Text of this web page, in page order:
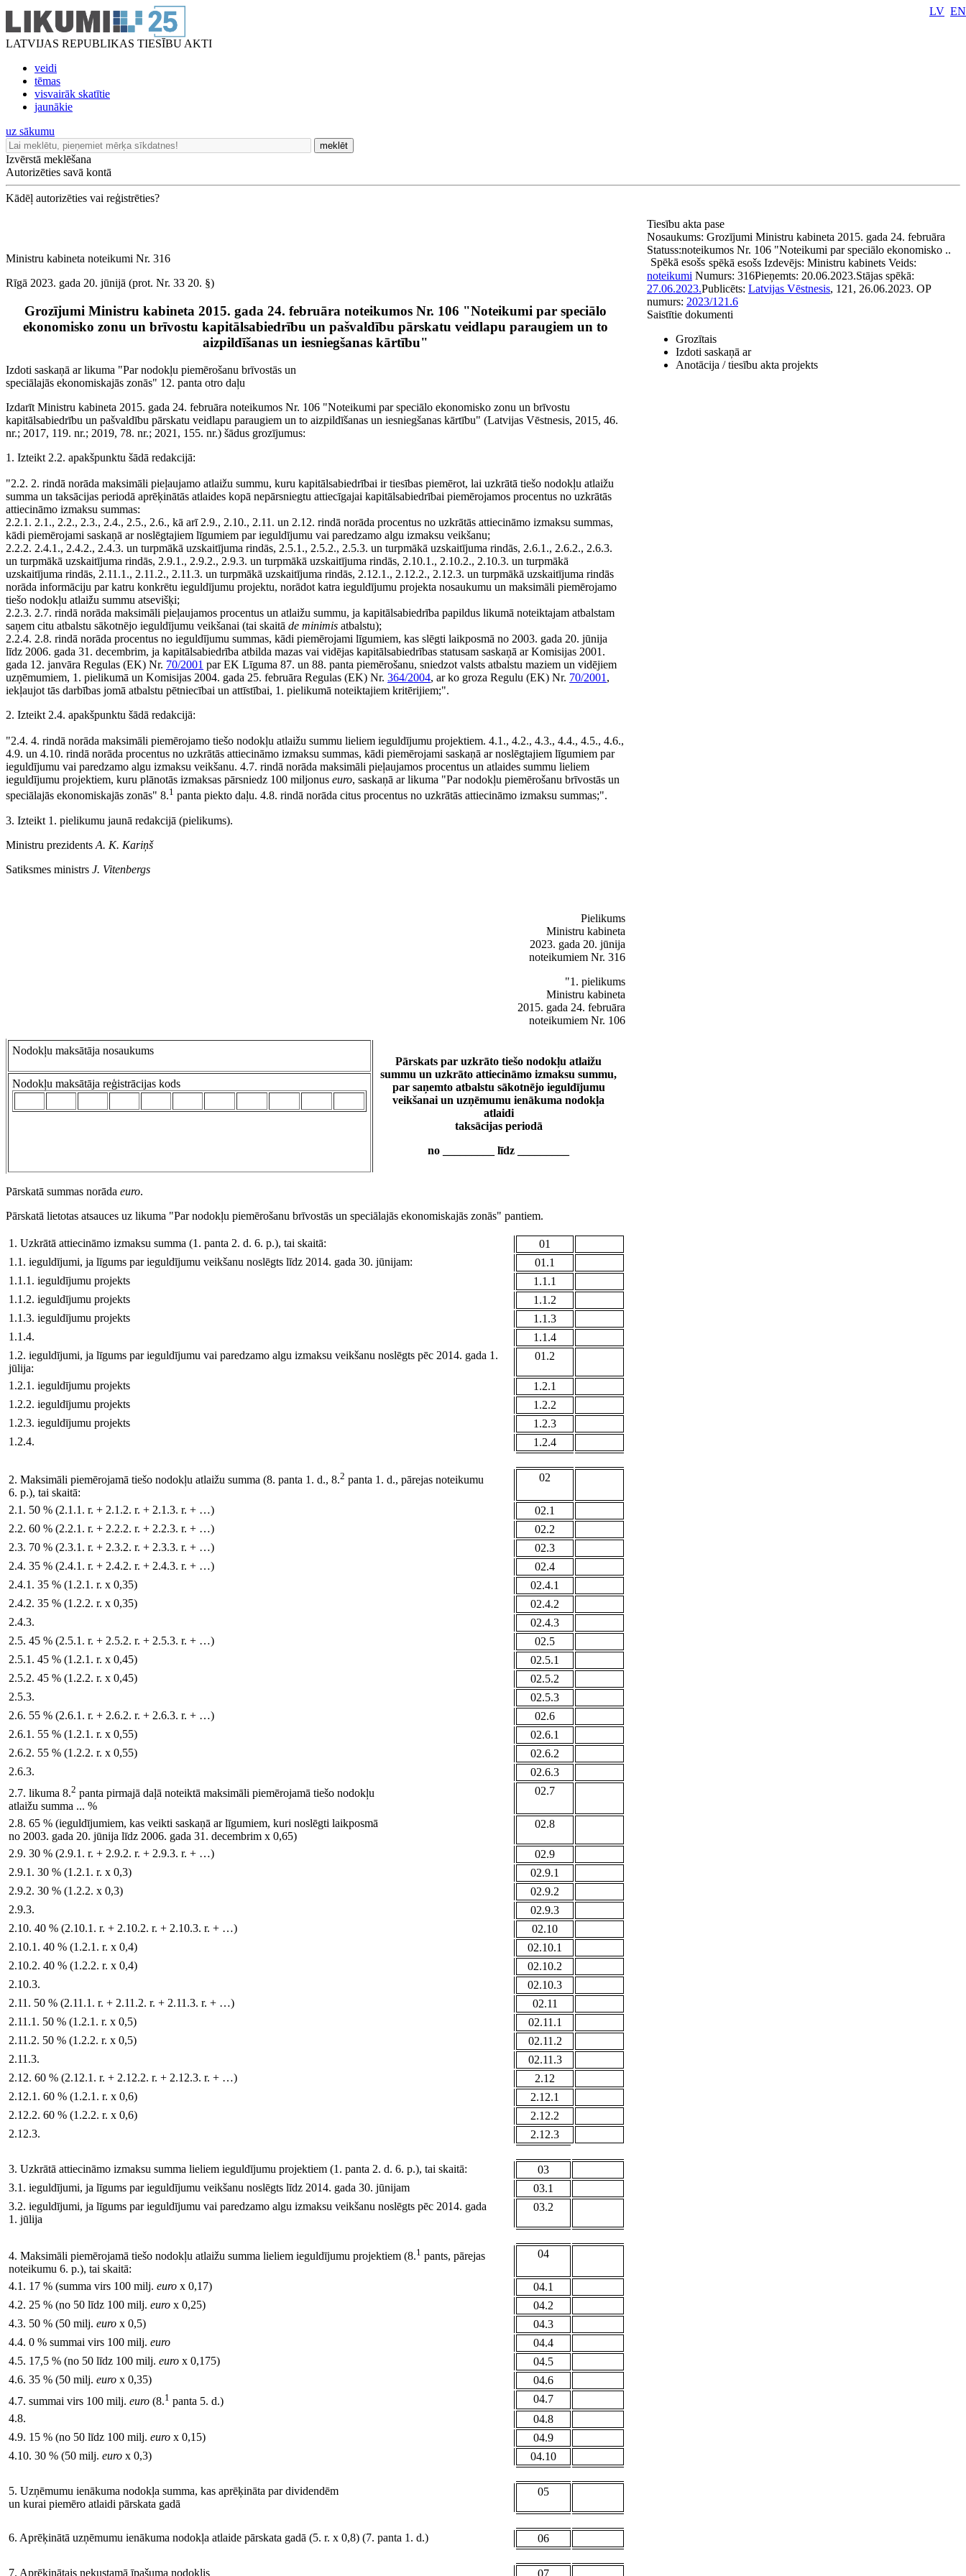
LATVIJAS REPUBLIKAS TIESĪBU AKTI
veidi
tēmas
visvairāk skatītie
jaunākie
LV EN
uz sākumu
meklēt
Izvērstā meklēšana
Autorizēties savā kontā
Kādēļ autorizēties vai reģistrēties?
Ministru kabineta noteikumi Nr. 316
Rīgā 2023. gada 20. jūnijā (prot. Nr. 33 20. §)
Grozījumi Ministru kabineta 2015. gada 24. februāra noteikumos Nr. 106 "Noteikumi par speciālo
ekonomisko zonu un brīvostu kapitālsabiedrību un pašvaldību pārskatu veidlapu paraugiem un to
aizpildīšanas un iesniegšanas kārtību"
Izdoti saskaņā ar likuma "Par nodokļu piemērošanu brīvostās un
speciālajās ekonomiskajās zonās" 12. panta otro daļu
Izdarīt Ministru kabineta 2015. gada 24. februāra noteikumos Nr. 106 "Noteikumi par speciālo ekonomisko zonu un brīvostu
kapitālsabiedrību un pašvaldību pārskatu veidlapu paraugiem un to aizpildīšanas un iesniegšanas kārtību" (Latvijas Vēstnesis, 2015, 46.
nr.; 2017, 119. nr.; 2019, 78. nr.; 2021, 155. nr.) šādus grozījumus:
1. Izteikt 2.2. apakšpunktu šādā redakcijā:
"2.2. 2. rindā norāda maksimāli pieļaujamo atlaižu summu, kuru kapitālsabiedrībai ir tiesības piemērot, lai uzkrātā tiešo nodokļu atlaižu
summa un taksācijas periodā aprēķinātās atlaides kopā nepārsniegtu attiecīgajai kapitālsabiedrībai piemērojamos procentus no uzkrātās
attiecināmo izmaksu summas:
2.2.1. 2.1., 2.2., 2.3., 2.4., 2.5., 2.6., kā arī 2.9., 2.10., 2.11. un 2.12. rindā norāda procentus no uzkrātās attiecināmo izmaksu summas,
kādi piemērojami saskaņā ar noslēgtajiem līgumiem par ieguldījumu vai paredzamo algu izmaksu veikšanu;
2.2.2. 2.4.1., 2.4.2., 2.4.3. un turpmākā uzskaitījuma rindās, 2.5.1., 2.5.2., 2.5.3. un turpmākā uzskaitījuma rindās, 2.6.1., 2.6.2., 2.6.3.
un turpmākā uzskaitījuma rindās, 2.9.1., 2.9.2., 2.9.3. un turpmākā uzskaitījuma rindās, 2.10.1., 2.10.2., 2.10.3. un turpmākā
uzskaitījuma rindās, 2.11.1., 2.11.2., 2.11.3. un turpmākā uzskaitījuma rindās, 2.12.1., 2.12.2., 2.12.3. un turpmākā uzskaitījuma rindās
norāda informāciju par katru konkrētu ieguldījumu projektu, norādot katra ieguldījumu projekta nosaukumu un maksimāli piemērojamo
tiešo nodokļu atlaižu summu atsevišķi;
2.2.3. 2.7. rindā norāda maksimāli pieļaujamos procentus un atlaižu summu, ja kapitālsabiedrība papildus likumā noteiktajam atbalstam
saņem citu atbalstu sākotnējo ieguldījumu veikšanai (tai skaitā de minimis atbalstu);
2.2.4. 2.8. rindā norāda procentus no ieguldījumu summas, kādi piemērojami līgumiem, kas slēgti laikposmā no 2003. gada 20. jūnija
līdz 2006. gada 31. decembrim, ja kapitālsabiedrība atbilda mazas vai vidējas kapitālsabiedrības statusam saskaņā ar Komisijas 2001.
gada 12. janvāra Regulas (EK) Nr. 70/2001 par EK Līguma 87. un 88. panta piemērošanu, sniedzot valsts atbalstu maziem un vidējiem
uzņēmumiem, 1. pielikumā un Komisijas 2004. gada 25. februāra Regulas (EK) Nr. 364/2004, ar ko groza Regulu (EK) Nr. 70/2001,
iekļaujot tās darbības jomā atbalstu pētniecībai un attīstībai, 1. pielikumā noteiktajiem kritērijiem;".
2. Izteikt 2.4. apakšpunktu šādā redakcijā:
"2.4. 4. rindā norāda maksimāli piemērojamo tiešo nodokļu atlaižu summu lieliem ieguldījumu projektiem. 4.1., 4.2., 4.3., 4.4., 4.5., 4.6.,
4.9. un 4.10. rindā norāda procentus no uzkrātās attiecināmo izmaksu summas, kādi piemērojami saskaņā ar noslēgtajiem līgumiem par
ieguldījumu vai paredzamo algu izmaksu veikšanu. 4.7. rindā norāda maksimāli pieļaujamos procentus un atlaides summu lieliem
ieguldījumu projektiem, kuru plānotās izmaksas pārsniedz 100 miljonus euro, saskaņā ar likuma "Par nodokļu piemērošanu brīvostās un
speciālajās ekonomiskajās zonās" 8.1 panta piekto daļu. 4.8. rindā norāda citus procentus no uzkrātās attiecināmo izmaksu summas;".
3. Izteikt 1. pielikumu jaunā redakcijā (pielikums).
Ministru prezidents A. K. Kariņš
Satiksmes ministrs J. Vitenbergs
Pielikums
Ministru kabineta
2023. gada 20. jūnija
noteikumiem Nr. 316
"1. pielikums
Ministru kabineta
2015. gada 24. februāra
noteikumiem Nr. 106
Nodokļu maksātāja nosaukums
Pārskats par uzkrāto tiešo nodokļu atlaižu
summu un uzkrāto attiecināmo izmaksu summu,
par saņemto atbalstu sākotnējo ieguldījumu
veikšanai un uzņēmumu ienākuma nodokļa
atlaidi
taksācijas periodā
no _________ līdz _________
Nodokļu maksātāja reģistrācijas kods
Pārskatā summas norāda euro.
Pārskatā lietotas atsauces uz likuma "Par nodokļu piemērošanu brīvostās un speciālajās ekonomiskajās zonās" pantiem.
1. Uzkrātā attiecināmo izmaksu summa (1. panta 2. d. 6. p.), tai skaitā:
01
1.1. ieguldījumi, ja līgums par ieguldījumu veikšanu noslēgts līdz 2014. gada 30. jūnijam:
01.1
1.1.1. ieguldījumu projekts
1.1.1
1.1.2. ieguldījumu projekts
1.1.2
1.1.3. ieguldījumu projekts
1.1.3
1.1.4.
1.1.4
1.2. ieguldījumi, ja līgums par ieguldījumu vai paredzamo algu izmaksu veikšanu noslēgts pēc 2014. gada 1.
jūlija:
01.2
1.2.1. ieguldījumu projekts
1.2.1
1.2.2. ieguldījumu projekts
1.2.2
1.2.3. ieguldījumu projekts
1.2.3
1.2.4.
1.2.4
2. Maksimāli piemērojamā tiešo nodokļu atlaižu summa (8. panta 1. d., 8.2 panta 1. d., pārejas noteikumu
6. p.), tai skaitā:
02
2.1. 50 % (2.1.1. r. + 2.1.2. r. + 2.1.3. r. + …)
02.1
2.2. 60 % (2.2.1. r. + 2.2.2. r. + 2.2.3. r. + …)
02.2
2.3. 70 % (2.3.1. r. + 2.3.2. r. + 2.3.3. r. + …)
02.3
2.4. 35 % (2.4.1. r. + 2.4.2. r. + 2.4.3. r. + …)
02.4
2.4.1. 35 % (1.2.1. r. x 0,35)
02.4.1
2.4.2. 35 % (1.2.2. r. x 0,35)
02.4.2
2.4.3.
02.4.3
2.5. 45 % (2.5.1. r. + 2.5.2. r. + 2.5.3. r. + …)
02.5
2.5.1. 45 % (1.2.1. r. x 0,45)
02.5.1
2.5.2. 45 % (1.2.2. r. x 0,45)
02.5.2
2.5.3.
02.5.3
2.6. 55 % (2.6.1. r. + 2.6.2. r. + 2.6.3. r. + …)
02.6
2.6.1. 55 % (1.2.1. r. x 0,55)
02.6.1
2.6.2. 55 % (1.2.2. r. x 0,55)
02.6.2
2.6.3.
02.6.3
2.7. likuma 8.2 panta pirmajā daļā noteiktā maksimāli piemērojamā tiešo nodokļu
atlaižu summa ... %
02.7
2.8. 65 % (ieguldījumiem, kas veikti saskaņā ar līgumiem, kuri noslēgti laikposmā
no 2003. gada 20. jūnija līdz 2006. gada 31. decembrim x 0,65)
02.8
2.9. 30 % (2.9.1. r. + 2.9.2. r. + 2.9.3. r. + …)
02.9
2.9.1. 30 % (1.2.1. r. x 0,3)
02.9.1
2.9.2. 30 % (1.2.2. x 0,3)
02.9.2
2.9.3.
02.9.3
2.10. 40 % (2.10.1. r. + 2.10.2. r. + 2.10.3. r. + …)
02.10
2.10.1. 40 % (1.2.1. r. x 0,4)
02.10.1
2.10.2. 40 % (1.2.2. r. x 0,4)
02.10.2
2.10.3.
02.10.3
2.11. 50 % (2.11.1. r. + 2.11.2. r. + 2.11.3. r. + …)
02.11
2.11.1. 50 % (1.2.1. r. x 0,5)
02.11.1
2.11.2. 50 % (1.2.2. r. x 0,5)
02.11.2
2.11.3.
02.11.3
2.12. 60 % (2.12.1. r. + 2.12.2. r. + 2.12.3. r. + …)
2.12
2.12.1. 60 % (1.2.1. r. x 0,6)
2.12.1
2.12.2. 60 % (1.2.2. r. x 0,6)
2.12.2
2.12.3.
2.12.3
3. Uzkrātā attiecināmo izmaksu summa lieliem ieguldījumu projektiem (1. panta 2. d. 6. p.), tai skaitā:
03
3.1. ieguldījumi, ja līgums par ieguldījumu veikšanu noslēgts līdz 2014. gada 30. jūnijam
03.1
3.2. ieguldījumi, ja līgums par ieguldījumu vai paredzamo algu izmaksu veikšanu noslēgts pēc 2014. gada
1. jūlija
03.2
4. Maksimāli piemērojamā tiešo nodokļu atlaižu summa lieliem ieguldījumu projektiem (8.1 pants, pārejas
noteikumu 6. p.), tai skaitā:
04
4.1. 17 % (summa virs 100 milj. euro x 0,17)
04.1
4.2. 25 % (no 50 līdz 100 milj. euro x 0,25)
04.2
4.3. 50 % (50 milj. euro x 0,5)
04.3
4.4. 0 % summai virs 100 milj. euro
04.4
4.5. 17,5 % (no 50 līdz 100 milj. euro x 0,175)
04.5
4.6. 35 % (50 milj. euro x 0,35)
04.6
4.7. summai virs 100 milj. euro (8.1 panta 5. d.)
04.7
4.8.
04.8
4.9. 15 % (no 50 līdz 100 milj. euro x 0,15)
04.9
4.10. 30 % (50 milj. euro x 0,3) 04.10
5. Uzņēmumu ienākuma nodokļa summa, kas aprēķināta par dividendēm
un kurai piemēro atlaidi pārskata gadā
05
6. Aprēķinātā uzņēmumu ienākuma nodokļa atlaide pārskata gadā (5. r. x 0,8) (7. panta 1. d.) 06
7. Aprēķinātais nekustamā īpašuma nodoklis 07
Tiesību akta pase
Nosaukums: Grozījumi Ministru kabineta 2015. gada 24. februāra
noteikumos Nr. 106 "Noteikumi par speciālo ekonomisko ..
Statuss:
Spēkā esošs spēkā esošs Izdevējs: Ministru kabinets Veids:
noteikumi Numurs: 316Pieņemts: 20.06.2023.Stājas spēkā:
27.06.2023.Publicēts: Latvijas Vēstnesis, 121, 26.06.2023. OP
numurs: 2023/121.6
Saistītie dokumenti
Grozītais
Izdoti saskaņā ar
Anotācija / tiesību akta projekts